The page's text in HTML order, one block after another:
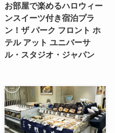
お部屋で楽めるハロウィー
ンスイーツ付き宿泊プラ
ン！ザ パーク フロント ホ
テル アット ユニバーサ
ル・スタジオ・ジャパン